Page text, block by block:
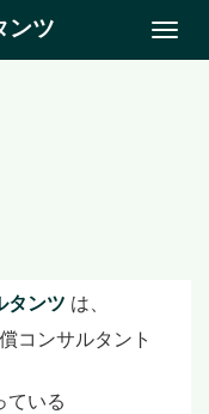
ンツ
タンツ は、
償コンサルタント
ている